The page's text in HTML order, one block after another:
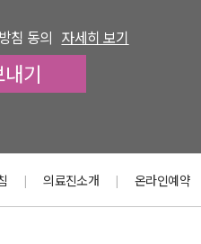
침 동의 자세히 보기
| 의료진소개 | 온라인예약